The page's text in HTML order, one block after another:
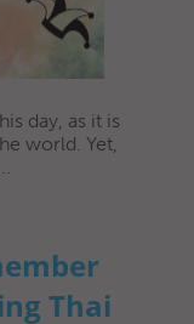
day, as it is
world. Yet,
Thai